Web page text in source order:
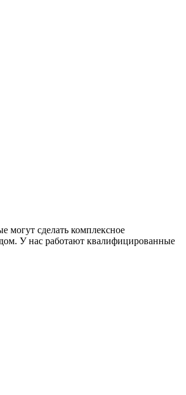
могут сделать комплексное
У нас работают квалифицированные